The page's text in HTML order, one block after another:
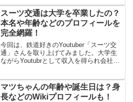
なっています。そこで今回は「マニマニ
ピーポー」で声優を担当されている方を
探ってみたいと思います。人気登場人物
をどんな方が担当しているのか、じっく
り見ていきましょう！
スーツ交通は大学を卒業したの？
本名や年齢などのプロフィールを
完全網羅！
今回は、鉄道好きのYoutuber「スーツ交
通」さんを取り上げてみました。大学生
ながらYoutubrとして収入を得られ会社ま
でしょうか？また本名や年齢などのプロ
フィールについても調査してみました。
マツちゃんの年齢や誕生日は？身
長などのWikiプロフィールも！